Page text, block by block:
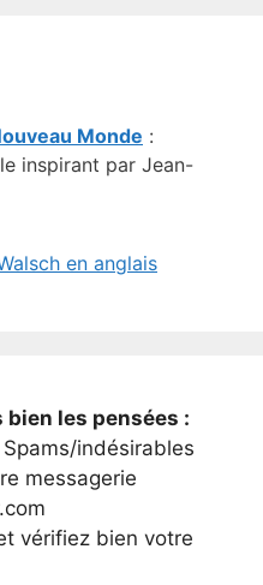
Monde :
inspirant par Jean-
en anglais
bien les pensées :
indésirables
messagerie
vérifiez bien votre